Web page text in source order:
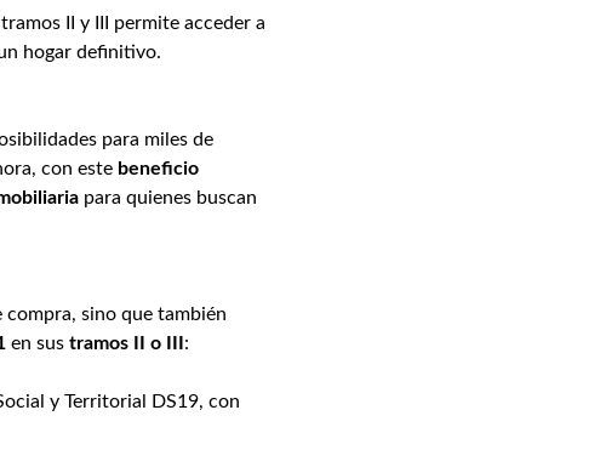
II y III permite acceder a
hogar definitivo.
para miles de
con este beneficio
para quienes buscan
sino que también
en sus tramos II o III :
y Territorial DS19, con